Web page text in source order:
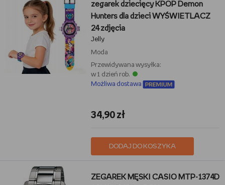
zegarek dziecięcy KPOP Demon
Hunters dla dzieci WYŚWIETLACZ
24 zdjęcia
Jelly
Moda
Przewidywana wysyłka:
w 1 dzień rob.
Możliwa dostawa
34,90 zł
DODAJ DO KOSZYKA
ZEGAREK MĘSKI CASIO MTP-1374D